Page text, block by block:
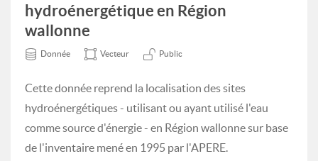
hydroénergétique en Région
wallonne
Donnée Vecteur Public
Cette donnée reprend la localisation des sites
hydroénergétiques - utilisant ou ayant utilisé l'eau
comme source d'énergie - en Région wallonne sur base
de l'inventaire mené en 1995 par l'APERE.